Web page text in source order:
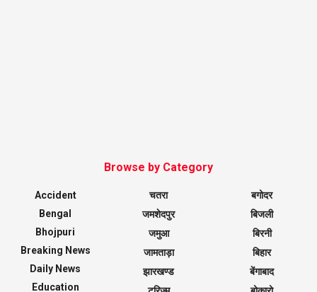
Browse by Category
Accident
Bengal
Bhojpuri
Breaking News
Daily News
Education
चतरा
जमशेदपुर
जमुआ
जामताड़ा
झारखण्ड
बगोदर
बिजली
बिरनी
बिहार
बेंगाबाद